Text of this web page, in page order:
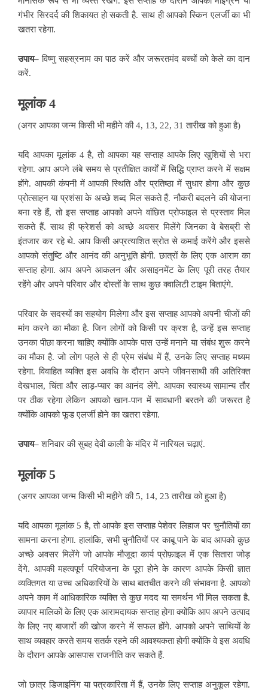
गंभीर सिरदर्द की शिकायत हो सकती है. साथ ही आपको स्किन एलर्जी का भी
खतरा रहेगा.
उपाय– विष्णु सहस्रनाम का पाठ करें और जरूरतमंद बच्चों को केले का दान
करें.
मूलांक 4
(अगर आपका जन्म किसी भी महीने की 4, 13, 22, 31 तारीख को हुआ है)
यदि आपका मूलांक 4 है, तो आपका यह सप्ताह आपके लिए खुशियों से भरा
रहेगा. आप अपने लंबे समय से प्रतीक्षित कार्यों में सिद्धि प्राप्त करने में सक्षम
होंगे. आपकी कंपनी मेंआपकी स्थिति और प्रतिष्ठा में सुधार होगा और कुछ
प्रोत्साहन या प्रशंसा के अच्छे शब्द मिल सकते हैं. नौकरी बदलने की योजना
बना रहे हैं, तो इस सप्ताह आपको अपने वांछित प्रोफाइल से प्रस्ताव मिल
सकते हैं. साथ ही फ्रेशर्स को अच्छे अवसर मिलेंगे जिनका वे बेसब्री से
इंतजार कर रहे थे. आप किसी अप्रत्याशित स्रोत से कमाई करेंगे और इससे
आपको संतुष्टि और आनंद की अनुभूति होगी. छात्रों के लिए एक आराम का
सप्ताह होगा. आप अपने आकलन और असाइनमेंट के लिए पूरी तरह तैयार
रहेंगे और अपने परिवार और दोस्तों के साथ कुछ क्वालिटी टाइम बिताएंगे.
परिवार के सदस्यों का सहयोग मिलेगा और इस सप्ताह आपको अपनी चीजों की
मांग करने का मौका है. जिन लोगों को किसी पर क्रश है, उन्हें इस सप्ताह
उनका पीछा करना चाहिए क्योंकिआपके पास उन्हें मनाने या संबंध शुरू करने
का मौका है. जो लोग पहले से ही प्रेम संबंध में हैं, उनके लिए सप्ताह मध्यम
रहेगा. विवाहित व्यक्ति इस अवधि के दौरान अपने जीवनसाथी की अतिरिक्त
देखभाल, चिंता और लाड़-प्यार का आनंद लेंगे. आपका स्वास्थ्य सामान्य तौर
पर ठीक रहेगा लेकिन आपको खान-पान में सावधानी बरतने की जरूरत है
क्योंकि आपको फूड एलर्जी होने का खतरा रहेगा.
उपाय–शनिवार की सुबह देवी काली के मंदिर में नारियल चढ़ाएं.
मूलांक 5
(अगर आपका जन्म किसी भी महीनेकी 5, 14, 23 तारीख को हुआ है)
यदि आपका मूलांक 5 है, तो आपके इस सप्ताह पेशेवर लिहाज पर चुनौतियों का
सामना करना होगा. हालांकि, सभी चुनौतियों पर काबू पाने के बाद आपको कुछ
अच्छे अवसर मिलेंगे जो आपके मौजूदा कार्य प्रोफ़ाइल में एक सितारा जोड़
देंगे. आपकी महत्वपूर्ण परियोजना के पूरा होने के कारण आपके किसी ज्ञात
व्यक्तिगत याउच्च अधिकारियों के साथ बातचीत करने की संभावना है. आपको
अपने काम में आधिकारिक व्यक्ति से कुछ मदद या समर्थन भी मिल सकता है.
व्यापार मालिकों के लिए एक आरामदायक सप्ताह होगा क्योंकि आप अपने उत्पाद
के लिए नए बाजारों की खोज करने में सफल होंगे. आपको अपने साथियों के
साथ व्यवहार करते समय सतर्क रहने की आवश्यकता होगी क्योंकि वे इस अवधि
के दौरान आपके आसपास राजनीति कर सकते हैं.
जो छात्र डिजाइनिंग या पत्रकारिता में हैं, उनके लिए सप्ताह अनुकूल रहेगा.